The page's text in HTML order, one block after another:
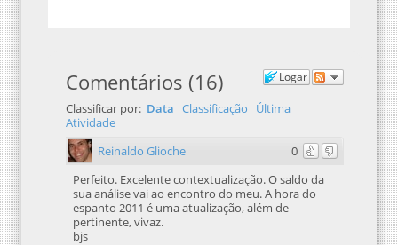
Logar
Comentários (16)
Classificar por: Data Classificação
Última
Atividade
0
Reinaldo Glioche
Perfeito. Excelente contextualização. O saldo da
sua análise vai ao encontro do meu. A hora do
espanto 2011 é uma atualização, além de
pertinente, vivaz.
bjs